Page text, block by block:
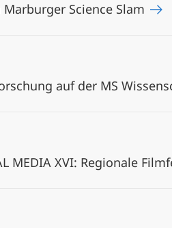
Science Slam
auf der MS
MEDIA XVI: Regionale